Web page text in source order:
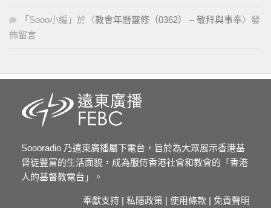
「 Sooo小編 」於〈教會年曆靈修（0362） – 敬拜與事奉〉發
佈留言
Soooradio 乃遠東廣播屬下電台，旨於為大眾展示香港基
督徒豐富的生活面貌，成為服侍香港社會和教會的「香港
人的基督教電台」。
奉獻支持 | 私隱政策 | 使用條款 | 免責聲明